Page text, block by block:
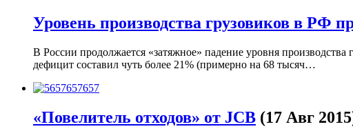
Уровень производства грузовиков в РФ
В России продолжается «затяжное» падение уровня
дефицит составил чуть более 21% (примерно на 68 тысяч…
«Повелитель отходов» от JCB (17 Авг